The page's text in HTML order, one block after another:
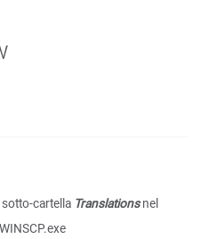
cartella Translationsnel